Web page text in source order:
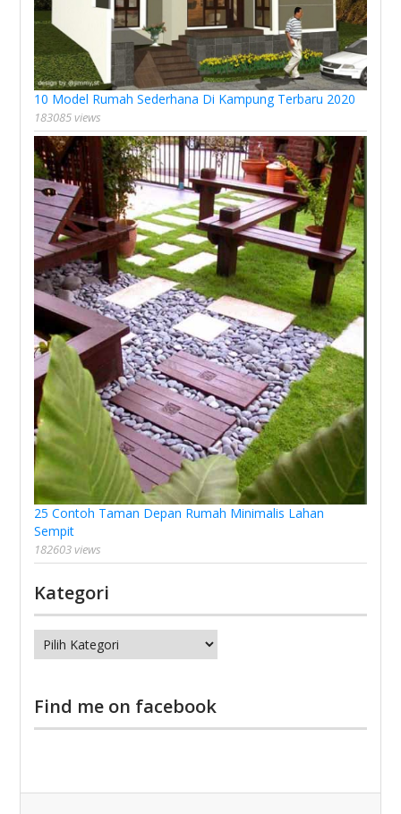
10 Model Rumah Sederhana Di Kampung Terbaru 2020
183085 views
25 Contoh Taman Depan Rumah Minimalis Lahan
Sempit
182603 views
Kategori
Kategori
Find me on facebook